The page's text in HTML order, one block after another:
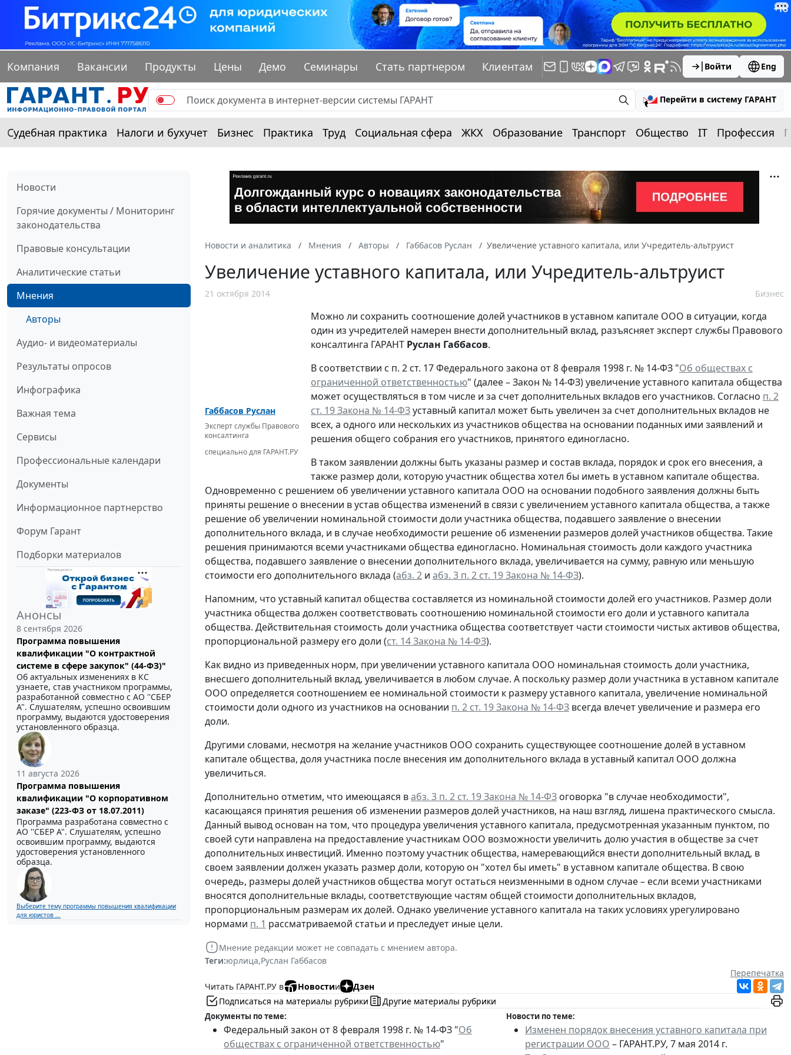
Компания Вакансии Продукты Цены Демо Семинары Стать партнером Клиентам Войти Eng
Перейти в систему ГАРАНТ
Судебная практика Налоги и бухучет Бизнес Практика Труд Социальная сфера ЖКХ Образование Транспорт Общество IT Профессия
Новости
Горячие документы / Мониторинг
законодательства
Правовые консультации
Аналитические статьи
Мнения
Авторы
Аудио- и видеоматериалы
Результаты опросов
Инфографика
Важная тема
Сервисы
Профессиональные календари
Документы
Информационное партнерство
Форум Гарант
Подборки материалов
Анонсы
8 сентября 2026
Программа повышения
квалификации "О контрактной
системе в сфере закупок" (44-ФЗ)"
Об актуальных изменениях в КС
узнаете, став участником программы,
разработанной совместно с АО ''СБЕР
А". Слушателям, успешно освоившим
программу, выдаются удостоверения
установленного образца.
11 августа 2026
Программа повышения
квалификации "О корпоративном
заказе" (223-ФЗ от 18.07.2011)
Программа разработана совместно с
АО ''СБЕР А". Слушателям, успешно
освоившим программу, выдаются
удостоверения установленного
образца.
Выберите тему программы повышения квалификации
для юристов ...
Новости и аналитика Мнения Авторы Габбасов Руслан Увеличение уставного капитала, или Учредитель-альтруист
Увеличение уставного капитала, или Учредитель-альтруист
21 октября 2014 Бизнес
Габбасов Руслан
Эксперт службы Правового
консалтинга
специально для ГАРАНТ.РУ
Можно ли сохранить соотношение долей участников в уставном капитале ООО в ситуации, когда
один из учредителей намерен внести дополнительный вклад, разъясняет эксперт службы Правового
консалтинга ГАРАНТ Руслан Габбасов.
В соответствии с п. 2 ст. 17 Федерального закона от 8 февраля 1998 г. № 14-ФЗ "Об обществах с
ограниченной ответственностью" (далее – Закон № 14-ФЗ) увеличение уставного капитала общества
может осуществляться в том числе и за счет дополнительных вкладов его участников. Согласно п. 2
ст. 19 Закона № 14-ФЗуставный капитал может быть увеличен за счет дополнительных вкладов не
всех, а одного или нескольких из участников общества на основании поданных ими заявлений и
решения общего собрания его участников, принятого единогласно.
В таком заявлении должны быть указаны размер и состав вклада, порядок и срок его внесения, а
также размер доли, которую участник общества хотел бы иметь в уставном капитале общества.
Одновременно с решением об увеличении уставного капитала ООО на основании подобного заявления должны быть
приняты решение о внесении в устав общества изменений в связи с увеличением уставного капитала общества, а также
решение об увеличении номинальной стоимости доли участника общества, подавшего заявление о внесении
дополнительного вклада, и в случае необходимости решение об изменении размеров долей участников общества. Такие
решения принимаются всеми участниками общества единогласно. Номинальная стоимость доли каждого участника
общества, подавшего заявление о внесении дополнительного вклада, увеличивается на сумму, равную или меньшую
стоимости его дополнительного вклада (абз. 2 и абз. 3 п. 2 ст. 19 Закона № 14-ФЗ).
Напомним, что уставный капитал общества составляется из номинальной стоимости долей его участников. Размер доли
участника общества должен соответствовать соотношению номинальной стоимости его доли и уставного капитала
общества. Действительная стоимость доли участника общества соответствует части стоимости чистых активов общества,
пропорциональной размеру его доли (ст. 14 Закона № 14-ФЗ).
Как видно из приведенных норм, при увеличении уставного капитала ООО номинальная стоимость доли участника,
внесшего дополнительный вклад, увеличивается в любом случае. А поскольку размер доли участника в уставном капитале
ООО определяется соотношением ее номинальной стоимости к размеру уставного капитала, увеличение номинальной
стоимости доли одного из участников на основании п. 2 ст. 19 Закона № 14-ФЗ всегда влечет увеличение и размера его
доли.
Другими словами, несмотря на желание участников ООО сохранить существующее соотношение долей в уставном
капитале общества, доля участника после внесения им дополнительного вклада в уставный капитал ООО должна
увеличиться.
Дополнительно отметим, что имеющаяся вабз. 3 п. 2 ст. 19 Закона № 14-ФЗ оговорка "в случае необходимости",
касающаяся принятия решения об изменении размеров долей участников, на наш взгляд, лишена практического смысла.
Данный вывод основан на том, что процедура увеличения уставного капитала, предусмотренная указанным пунктом, по
своей сути направлена на предоставление участникам ООО возможности увеличить долю участия в обществе за счет
дополнительных инвестиций. Именно поэтому участник общества, намеревающийся внести дополнительный вклад, в
своем заявлении должен указать размер доли, которую он "хотел бы иметь" в уставном капитале общества. В свою
очередь, размеры долей участников общества могут остаться неизменными в одном случае – если всеми участниками
вносятся дополнительные вклады, соответствующие частям общей стоимости дополнительных вкладов,
пропорциональным размерам их долей. Однако увеличение уставного капитала на таких условиях урегулировано
нормами п. 1 рассматриваемой статьи и преследует иные цели.
Мнение редакции может не совпадать с мнением автора.
Теги:юрлица,Руслан Габбасов
Перепечатка
Читать ГАРАНТ.РУ в
Новостии
Дзен
Подписаться на материалы рубрики
Другие материалы рубрики
Документы по теме: Новости по теме:
Федеральный закон от 8 февраля 1998 г. № 14-ФЗ "Об
обществах с ограниченной ответственностью"
Изменен порядок внесения уставного капитала при
регистрации ООО – ГАРАНТ.РУ, 7 мая 2014 г.